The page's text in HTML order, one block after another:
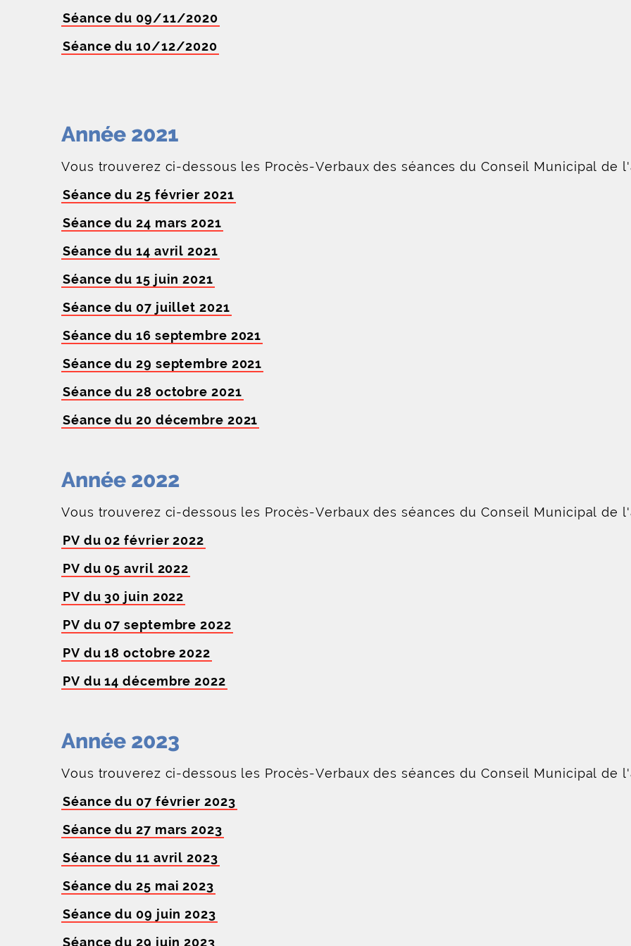
Séance du 09/11/2020
Séance du 10/12/2020
Année 2021
Vous trouverez ci-dessous les Procès-Verbaux des séances du Conseil Municipal de
Séance du 25 février 2021
Séance du 24 mars 2021
Séance du 14 avril 2021
Séance du 15 juin 2021
Séance du 07 juillet 2021
Séance du 16 septembre 2021
Séance du 29 septembre 2021
Séance du 28 octobre 2021
Séance du 20 décembre 2021
Année 2022
Vous trouverez ci-dessous les Procès-Verbaux des séances du Conseil Municipal de
PV du 02 février 2022
PV du 05 avril 2022
PV du 30 juin 2022
PV du 07 septembre 2022
PV du 18 octobre 2022
PV du 14 décembre 2022
Année 2023
Vous trouverez ci-dessous les Procès-Verbaux des séances du Conseil Municipal de
Séance du 07 février 2023
Séance du 27 mars 2023
Séance du 11 avril 2023
Séance du 25 mai 2023
Séance du 09 juin 2023
Séance du 29 juin 2023